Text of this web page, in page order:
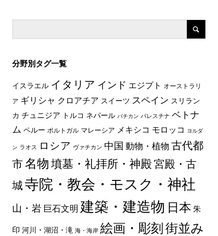
分野別タグ一覧
イスラエル イタリア インド エジプト オーストラリ
ア ギリシャ クロアチア スイーツ スペイン スリラン
カ チュニジア トルコ ネパール バチカン パレスチナ ベトナ
ム ペルー ポルトガル マレーシア メキシコ モロッコ ヨルダ
ン ラオス ロシア ヴァチカン 中国 動物・植物 古代都
市 名物 墳墓・礼拝所・神殿宮殿・古
城 寺院・教会・モスク・神社
山・岩 巨石文明 建築・建造物 日本 朱
印 河川・湖沼・滝 海・海岸 絵画・彫刻 街並み